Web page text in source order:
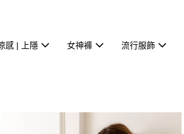
感 | 上隱 女神褲 流行服飾